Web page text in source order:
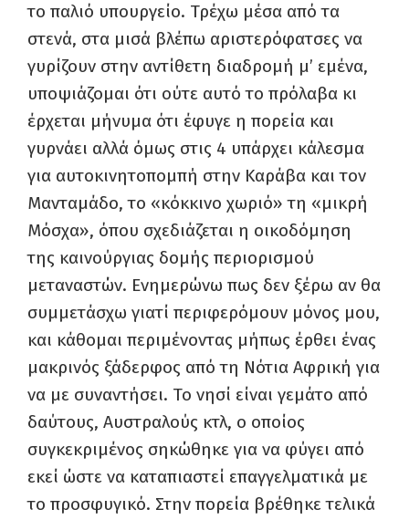
το παλιό υπουργείο. Τρέχω μέσα από τα
στενά, στα μισά βλέπω αριστερόφατσες να
γυρίζουν στην αντίθετη διαδρομή μ’ εμένα,
υποψιάζομαι ότι ούτε αυτό το πρόλαβα κι
έρχεται μήνυμα ότι έφυγε η πορεία και
γυρνάει αλλά όμως στις 4 υπάρχει κάλεσμα
για αυτοκινητοπομπή στην Καράβα και τον
Μανταμάδο, το «κόκκινο χωριό» τη «μικρή
Μόσχα», όπου σχεδιάζεται η οικοδόμηση
της καινούργιας δομής περιορισμού
μεταναστών. Ενημερώνω πως δεν ξέρω αν θα
συμμετάσχω γιατί περιφερόμουν μόνος μου,
και κάθομαι περιμένοντας μήπως έρθει ένας
μακρινός ξάδερφος από τη Νότια Αφρική για
να με συναντήσει. Το νησί είναι γεμάτο από
δαύτους, Αυστραλούς κτλ, ο οποίος
συγκεκριμένος σηκώθηκε για να φύγει από
εκεί ώστε να καταπιαστεί επαγγελματικά με
το προσφυγικό. Στην πορεία βρέθηκε τελικά